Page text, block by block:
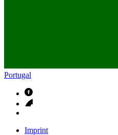
Portugal
Imprint